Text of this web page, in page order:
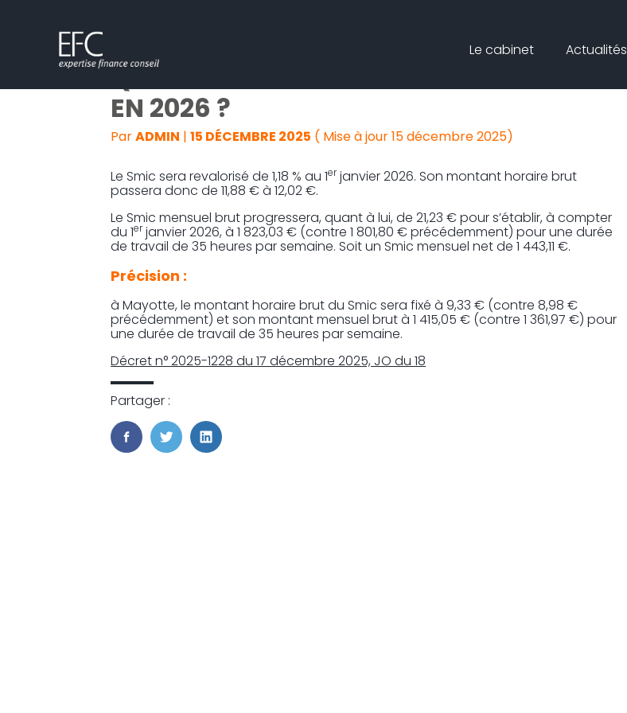
Aller
au
Le cabinet Actualités
QUELLE REVALORISATION POUR LE SMIC
EN 2026 ?
ParADMIN |15 DÉCEMBRE 2025 ( Mise à jour 15 décembre 2025)
Le Smic sera revalorisé de 1,18 % au 1erjanvier 2026. Son montant horaire brut
passera donc de 11,88 € à 12,02 €.
Le Smic mensuel brut progressera, quant à lui, de 21,23 € pour s’établir, à compter
du 1erjanvier 2026, à 1 823,03 € (contre 1 801,80 € précédemment) pour une durée
de travail de 35 heures par semaine. Soit un Smic mensuel net de 1 443,11 €.
Précision :
à Mayotte, le montant horaire brut du Smic sera fixé à 9,33 € (contre 8,98 €
précédemment) et son montant mensuel brut à 1 415,05 € (contre 1 361,97 €) pour
une durée de travail de 35 heures par semaine.
Décret n° 2025-1228 du 17 décembre 2025, JO du 18
Partager :
FaceBook
TwitterLinkedIn